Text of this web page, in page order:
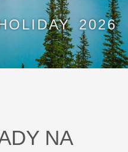
2026
NA